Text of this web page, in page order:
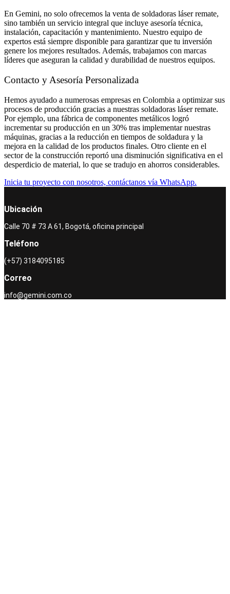
En Gemini, no solo ofrecemos la venta de soldadoras láser remate,
sino también un servicio integral que incluye asesoría técnica,
instalación, capacitación y mantenimiento. Nuestro equipo de
expertos está siempre disponible para garantizar que tu inversión
genere los mejores resultados. Además, trabajamos con marcas
líderes que aseguran la calidad y durabilidad de nuestros equipos.
Contacto y Asesoría Personalizada
Hemos ayudado a numerosas empresas en Colombia a optimizar sus
procesos de producción gracias a nuestras soldadoras láser remate.
Por ejemplo, una fábrica de componentes metálicos logró
incrementar su producción en un 30% tras implementar nuestras
máquinas, gracias a la reducción en tiempos de soldadura y la
mejora en la calidad de los productos finales. Otro cliente en el
sector de la construcción reportó una disminución significativa en el
desperdicio de material, lo que se tradujo en ahorros considerables.
Inicia tu proyecto con nosotros, contáctanos vía WhatsApp.
Ubicación
Calle 70 # 73 A 61, Bogotá, oficina principal
Teléfono
(+57) 3184095185
Correo
info@gemini.com.co